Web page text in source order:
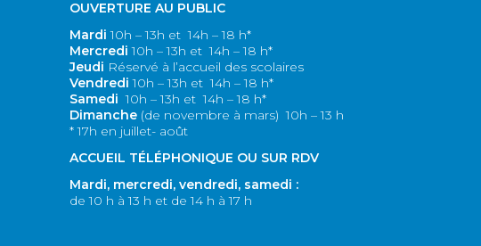
OUVERTURE AU PUBLIC
Mardi10h – 13h et 14h – 18 h*
Mercredi10h – 13h et 14h – 18 h*
Jeudi Réservé à l’accueil des scolaires
Vendredi 10h – 13h et 14h – 18 h*
Samedi10h – 13h et 14h – 18 h*
Dimanche (de novembre à mars) 10h – 13 h
* 17h en juillet- août
ACCUEIL TÉLÉPHONIQUE OU SUR RDV
Mardi, mercredi, vendredi, samedi :
de 10 h à 13 h et de 14 h à 17 h